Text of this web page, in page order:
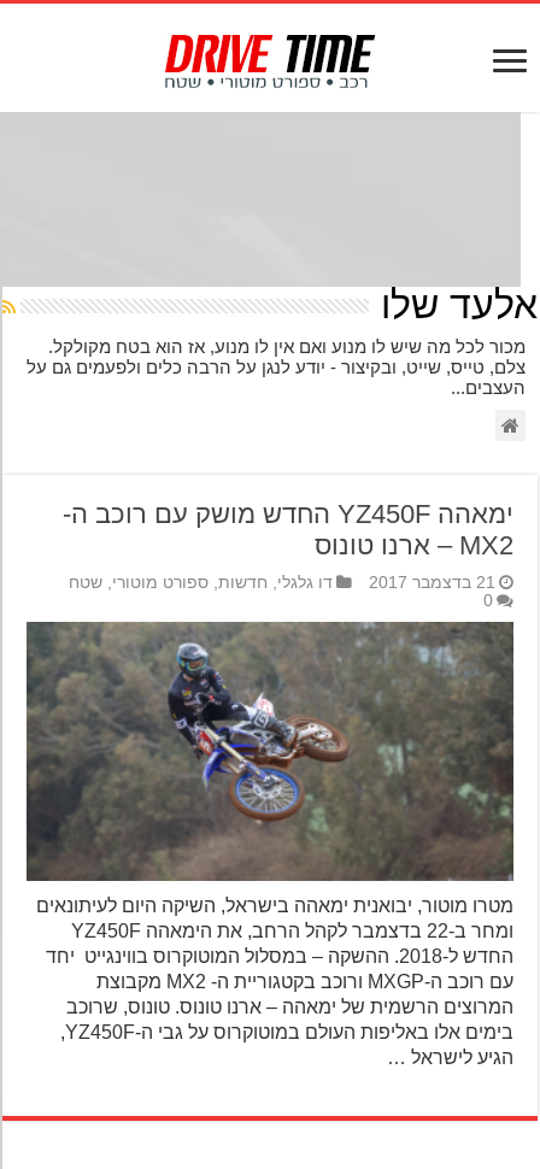
שלו
לכל מה שיש לו מנוע ואם אין לו מנוע, אז הוא בטח מקולקל.
טייס, שייט, ובקיצור - יודע לנגן על הרבה כלים ולפעמים גם על
ימאהה YZ450F החדש מושק עם רוכב ה-
MX2 – ארנו טונוס
21 בדצמבר 2017 דו גלגלי,חדשות,ספורט מוטורי,שטח
0
מטרו מוטור, יבואנית ימאהה בישראל, השיקה היום לעיתונאים
ומחר ב-22 בדצמבר לקהל הרחב, את הימאהה YZ450F
החדש ל-2018. ההשקה – במסלול המוטוקרוס בווינגייט יחד
עם רוכב ה-MXGP ורוכב בקטגוריית ה- MX2 מקבוצת
המרוצים הרשמית של ימאהה – ארנו טונוס. טונוס, שרוכב
בימים אלו באליפות העולם במוטוקרוס על גבי ה-YZ450F,
הגיע לישראל …